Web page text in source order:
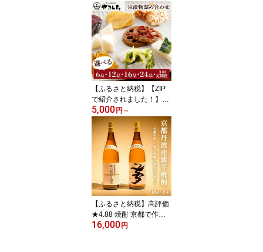
ファーマーズマーケット
たわわ朝霧〉≪ 発送月選
択 ふるさと納税野菜≫楽
天限定
【ふるさと納税】【ZIP
で紹介されました！】京
漬物 6品～27品 定期便 3
回 京・お漬物処やました
選べる 6品/12品/16品/24
品/27品(季節の京漬物9品
×3回 春・夏・冬 定期便)
小分け 京都 亀岡 旬 野菜
京野菜 つけもの 漬け物
ふるさと納税 5000円 漬
物 3回定期便 ふるさと納
税
5,000 円 ～
【ふるさと納税】高評価
★4.88 焼酎 京都で作る
芋焼酎 飲み比べ 1.8L×2
16,000 円